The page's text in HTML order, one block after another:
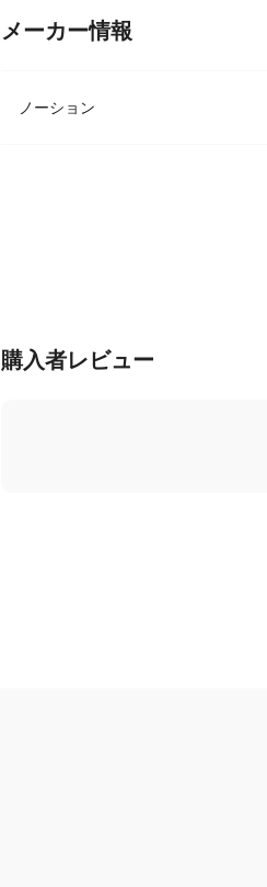
メーカー情報
ノーション
購入者レビュー